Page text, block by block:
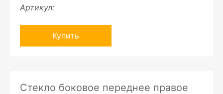
Артикул:
Купить
Стекло боковое переднее правое